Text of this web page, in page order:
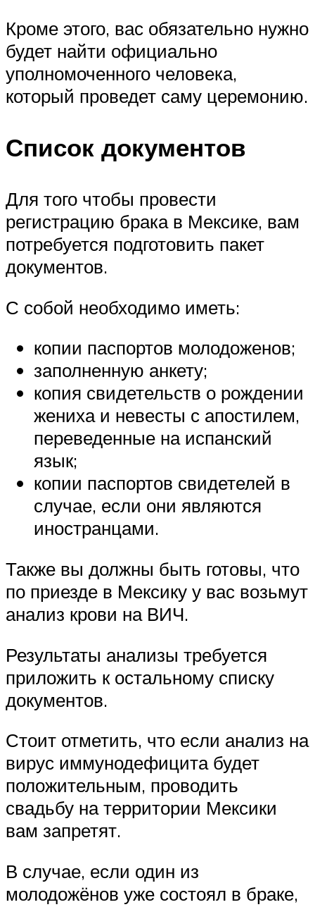
Кроме этого, вас обязательно нужно
будет найти официально
уполномоченного человека,
который проведет саму церемонию.
Список документов
Для того чтобы провести
регистрацию брака в Мексике, вам
потребуется подготовить пакет
документов.
С собой необходимо иметь:
копии паспортов молодоженов;
заполненную анкету;
копия свидетельств о рождении
жениха и невесты с апостилем,
переведенные на испанский
язык;
копии паспортов свидетелей в
случае, если они являются
иностранцами.
Также вы должны быть готовы, что
по приезде в Мексику у вас возьмут
анализ крови на ВИЧ.
Результаты анализы требуется
приложить к остальному списку
документов.
Стоит отметить, что если анализ на
вирус иммунодефицита будет
положительным, проводить
свадьбу на территории Мексики
вам запретят.
В случае, если один из
молодожёнов уже состоял в браке,